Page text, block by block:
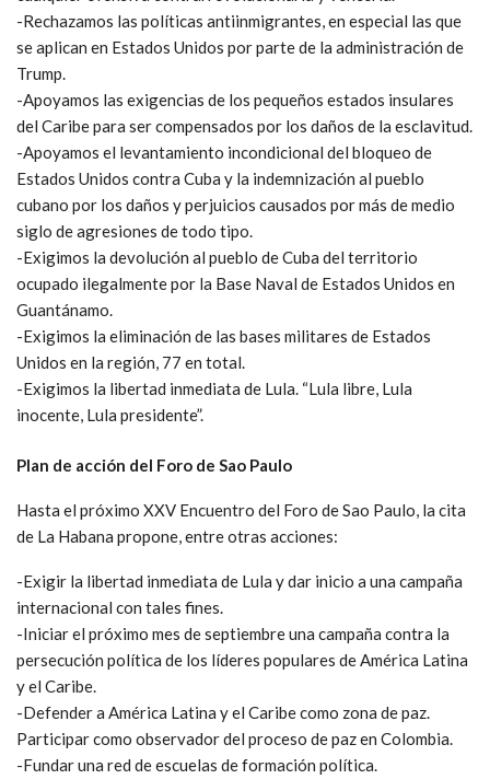
-Rechazamos las políticas antiinmigrantes, en especial las que
se aplican en Estados Unidos por parte de la administración de
Trump.
-Apoyamos las exigencias de los pequeños estados insulares
del Caribe para ser compensados por los daños de la esclavitud.
-Apoyamos el levantamiento incondicional del bloqueo de
Estados Unidos contra Cuba y la indemnización al pueblo
cubano por los daños y perjuicios causados por más de medio
siglo de agresiones de todo tipo.
-Exigimos la devolución al pueblo de Cuba del territorio
ocupado ilegalmente por la Base Naval de Estados Unidos en
Guantánamo.
-Exigimos la eliminación de las bases militares de Estados
Unidos en la región, 77 en total.
-Exigimos la libertad inmediata de Lula. “Lula libre, Lula
inocente, Lula presidente”.
Plan de acción del Foro de Sao Paulo
Hasta el próximo XXV Encuentro del Foro de Sao Paulo, la cita
de La Habana propone, entre otras acciones:
-Exigir la libertad inmediata de Lula y dar inicio a una campaña
internacional con tales fines.
-Iniciar el próximo mes de septiembre una campaña contra la
persecución política de los líderes populares de América Latina
y el Caribe.
-Defender a América Latina y el Caribe como zona de paz.
Participar como observador del proceso de paz en Colombia.
-Fundar una red de escuelas de formación política.